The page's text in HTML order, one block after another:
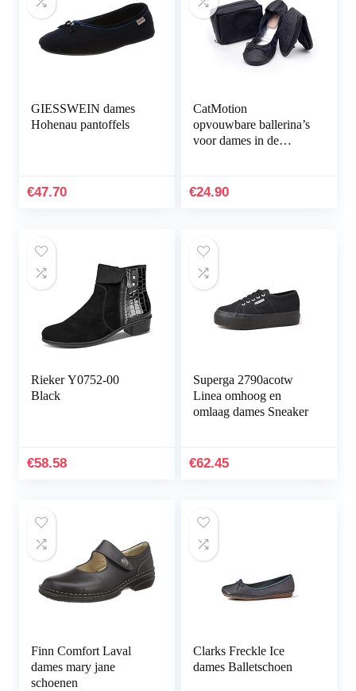
GIESSWEIN dames
Hohenau pantoffels
€47.70
CatMotion
opvouwbare ballerina’s
voor dames in de
€24.90
Rieker Y0752-00
Black
€58.58
Superga 2790acotw
Linea omhoog en
omlaag dames Sneaker
€62.45
Finn Comfort Laval
dames mary jane
schoenen
Clarks Freckle Ice
dames Balletschoen